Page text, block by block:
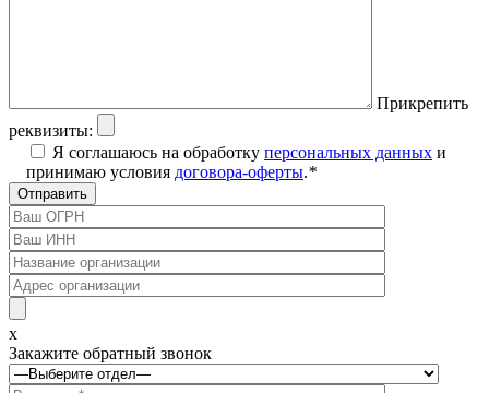
Прикрепить
реквизиты:
Я соглашаюсь на обработку персональных данных и
принимаю условия договора-оферты.*
x
Закажите обратный звонок